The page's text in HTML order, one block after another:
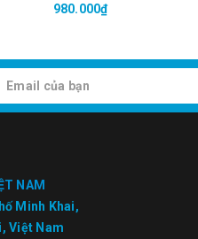
980.000₫
NAM
Minh Khai,
Việt Nam